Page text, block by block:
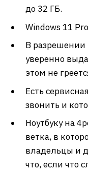
до 32 ГБ.
Windows 11
В разрешении
уверенно
этом не
Есть
звонить и
Ноутбуку на
ветка, в
владельцы и
что, если что